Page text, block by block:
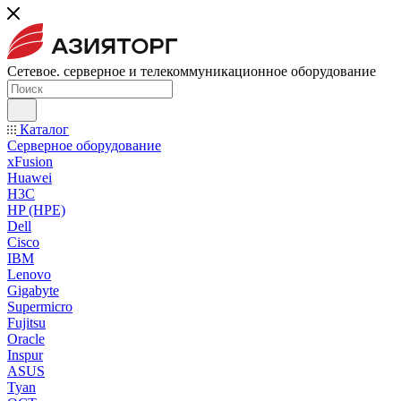
Сетевое. серверное и телекоммуникационное оборудование
Каталог
Серверное оборудование
xFusion
Huawei
H3C
HP (HPE)
Dell
Cisco
IBM
Lenovo
Gigabyte
Supermicro
Fujitsu
Oracle
Inspur
ASUS
Tyan